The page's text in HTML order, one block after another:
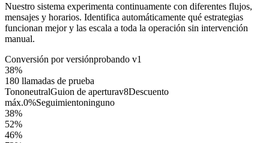
Nuestro sistema experimenta continuamente con diferentes flujos,
mensajes y horarios. Identifica automáticamente qué estrategias
funcionan mejor y las escala a toda la operación sin intervención
manual.
Conversión por versiónprobando v1
38%
180 llamadas de prueba
TononeutralGuion de aperturav8Descuento
máx.0%Seguimientoninguno
38%
52%
46%